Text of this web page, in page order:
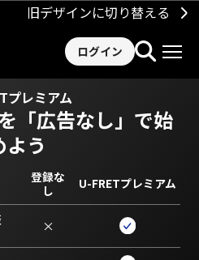
旧デザインに切り替える
ログイン
プレミアム
「広告なし」で始
よう
登録な
し
U-FRETプレミアム
×